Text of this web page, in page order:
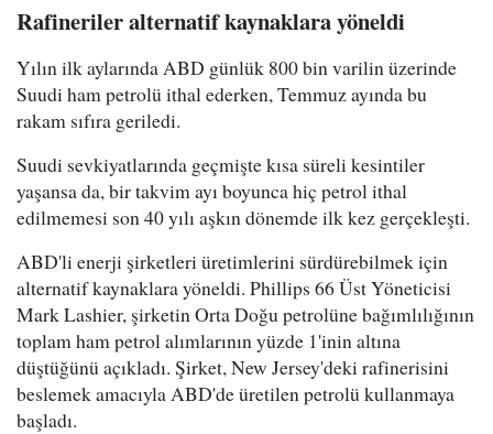
Rafineriler alternatif kaynaklara yöneldi
Yılın ilk aylarında ABD günlük 800 bin varilin üzerinde
Suudi ham petrolü ithal ederken, Temmuz ayında bu
rakam sıfıra geriledi.
Suudi sevkiyatlarında geçmişte kısa süreli kesintiler
yaşansa da, bir takvim ayı boyunca hiç petrol ithal
edilmemesi son 40 yılı aşkın dönemde ilk kez gerçekleşti.
ABD'li enerji şirketleri üretimlerini sürdürebilmek için
alternatif kaynaklara yöneldi. Phillips 66 Üst Yöneticisi
Mark Lashier, şirketin Orta Doğu petrolüne bağımlılığının
toplam ham petrol alımlarının yüzde 1'inin altına
düştüğünü açıkladı. Şirket, New Jersey'deki rafinerisini
beslemek amacıyla ABD'de üretilen petrolü kullanmaya
başladı.